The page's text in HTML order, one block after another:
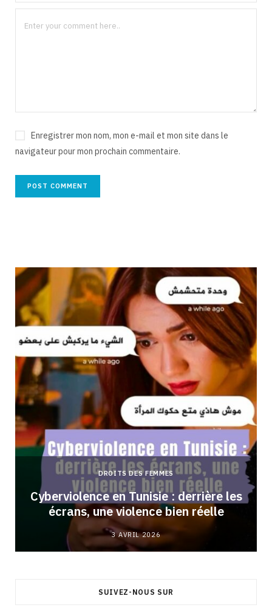
Enregistrer mon nom, mon e-mail et mon site dans le
navigateur pour mon prochain commentaire.
DROITS DES FEMMES
Cyberviolence en Tunisie : derrière les
écrans, une violence bien réelle
3 AVRIL 2026
SUIVEZ-NOUS SUR